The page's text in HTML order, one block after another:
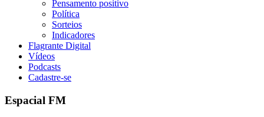
Pensamento positivo
Política
Sorteios
Indicadores
Flagrante Digital
Vídeos
Podcasts
Cadastre-se
Espacial FM